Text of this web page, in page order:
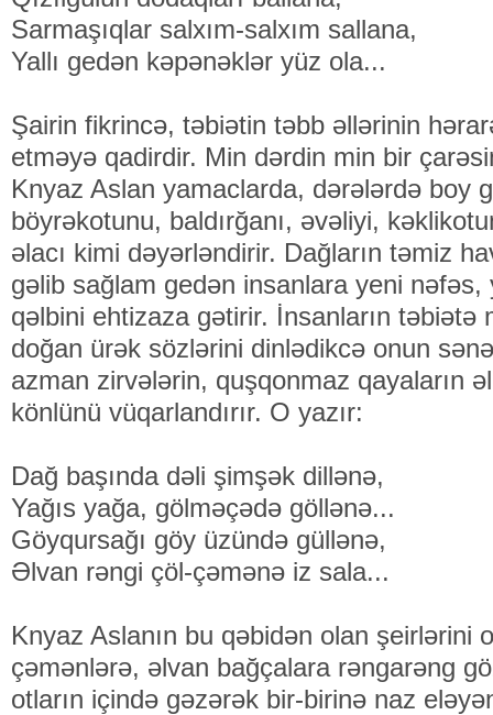
Sarmaşıqlar salxım-salxım sallana,
Yallı gedən kəpənəklər yüz ola...
Şairin fikrincə, təbiətin təbb əllərinin
etməyə qadirdir. Min dərdin min bir
Knyaz Aslan yamaclarda, dərələrdə boy
böyrəkotunu, baldırğanı, əvəliyi,
əlacı kimi dəyərləndirir. Dağların təmiz
gəlib sağlam gedən insanlara yeni
qəlbini ehtizaza gətirir. İnsanların təbiətə
doğan ürək sözlərini dinlədikcə onun
azman zirvələrin, quşqonmaz qayaların
könlünü vüqarlandırır. O yazır:
Dağ başında dəli şimşək dillənə,
Yağıs yağa, gölməçədə göllənə...
Göyqursağı göy üzündə güllənə,
Əlvan rəngi çöl-çəmənə iz sala...
Knyaz Aslanın bu qəbidən olan şeirlərini
çəmənlərə, əlvan bağçalara rəngarəng
otların içində gəzərək bir-birinə naz